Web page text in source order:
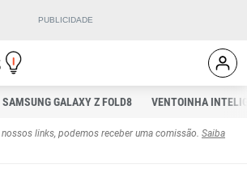
SAMSUNG GALAXY Z FOLD8 VENTOINHA
links, podemos receber uma comissão. Saiba